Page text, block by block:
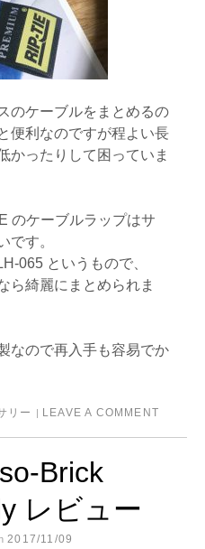
のケーブルをまとめるの
便利なのですが程よい長
かったりして困っていま
のケーブルラップはサ
です。
065 というもので、
ら綺麗にまとめられま
なので再入手も容易でか
リー LEAVE A COMMENT
Brick
レビュー
2017/11/09